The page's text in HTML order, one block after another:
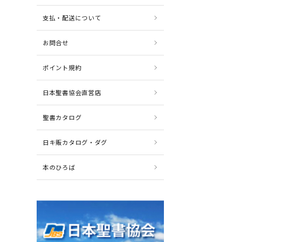
支払・配送について
お問合せ
ポイント規約
日本聖書協会直営店
聖書カタログ
日キ販カタログ・ダグ
本のひろば